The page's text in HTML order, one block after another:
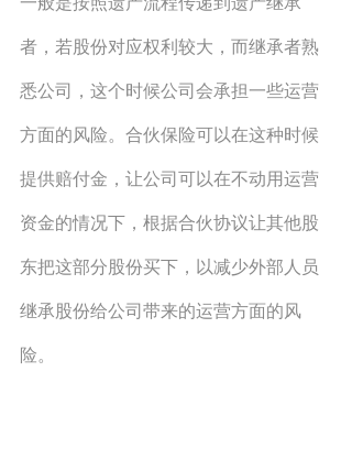
者，若股份对应权利较大，而继承者熟
悉公司，这个时候公司会承担一些运营
方面的风险。合伙保险可以在这种时候
提供赔付金，让公司可以在不动用运营
资金的情况下，根据合伙协议让其他股
东把这部分股份买下，以减少外部人员
继承股份给公司带来的运营方面的风
险。